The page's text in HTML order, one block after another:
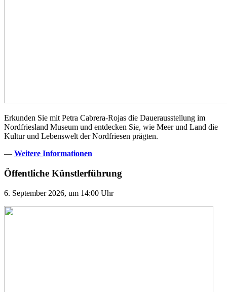
Erkunden Sie mit Petra Cabrera-Rojas die Dauerausstellung im
Nordfriesland Museum und entdecken Sie, wie Meer und Land die
Kultur und Lebenswelt der Nordfriesen prägten.
— Weitere Informationen
Öffentliche Künstlerführung
6. September 2026, um 14:00 Uhr